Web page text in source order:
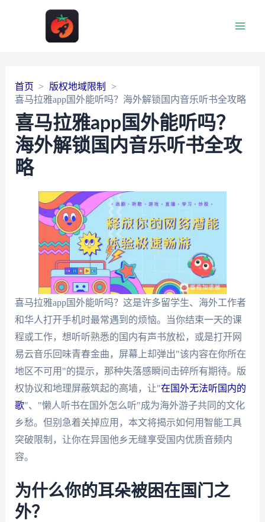
首页
版权地域限制
喜马拉雅app国外能听吗？海外解锁国内音乐听书全攻略
喜马拉雅app国外能听吗？
海外解锁国内音乐听书全攻
略
喜马拉雅app国外能听吗？这是许多留学生、海外工作者
和华人打开手机时最常遇到的烦恼。当你结束一天的课
程或工作，想听听熟悉的国内有声书放松，或是打开网
易云音乐回味青春金曲，屏幕上却弹出"该内容在你所在
地区不可用"的提示，那种失落感瞬间击碎所有期待。版
权协议和地理屏蔽筑起的高墙，让"在国外无法听国内的
歌"、"懒人听书在国外怎么听"成为海外游子共同的文化
乡愁。但别急着关掉应用，本文将揭示如何用智能工具
突破限制，让你在异国他乡无缝享受国内优质音频内
容。
为什么你的耳朵被困在国门之
外？